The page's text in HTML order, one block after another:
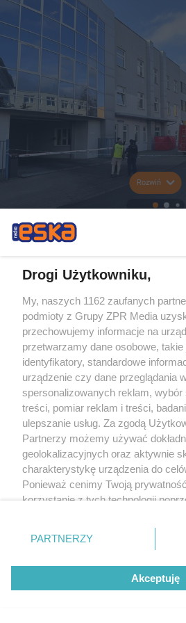
Rozwiń
Drogi Użytkowniku,
My, naszych 1162 zaufanych
podmioty z Grupy ZPR Media
przechowujemy informacje na
przetwarzamy dane osobowe, takie
identyfikatory, standardowe
urządzenie czy dane przeglądania
spersonalizowanych reklam,
treści, pomiar reklam i treści,
ulepszanie usług. Za zgodą
Partnerzy możemy używać
geolokalizacyjnych oraz aktywnie
charakterystykę urządzenia do
Ponieważ cenimy Twoją
korzystanie z tych technologii
zmienić/wycofać klikając przycisk
znajdujący się w lewym dolnym
rodzaje przetwarzania danych nie
użytkownika, ale masz prawo
przetwarzaniu. Preferencje będą
PARTNERZY
Akceptuję